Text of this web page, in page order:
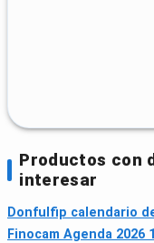
Productos con
interesar
Donfulfip calendario
Finocam Agenda 2026